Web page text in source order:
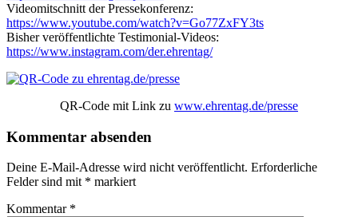
Videomitschnitt der Pressekonferenz:
https://www.youtube.com/watch?v=Go77ZxFY3ts
Bisher veröffentlichte Testimonial-Videos:
https://www.instagram.com/der.ehrentag/
QR-Code mit Link zu www.ehrentag.de/presse
Kommentar absenden
Deine E-Mail-Adresse wird nicht veröffentlicht. Erforderliche
Felder sind mit * markiert
Kommentar *